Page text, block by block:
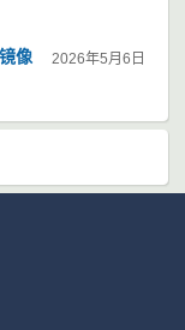
2026年5月6日
像